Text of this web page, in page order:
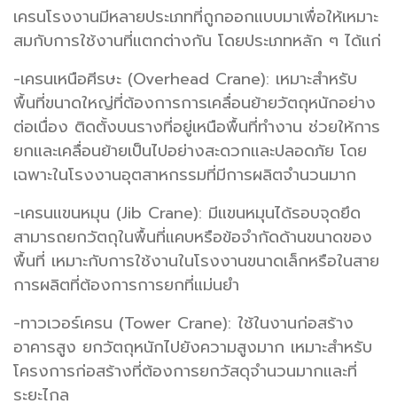
เครนโรงงานมีหลายประเภทที่ถูกออกแบบมาเพื่อให้เหมาะ
สมกับการใช้งานที่แตกต่างกัน โดยประเภทหลัก ๆ ได้แก่
-เครนเหนือศีรษะ (Overhead Crane): เหมาะสำหรับ
พื้นที่ขนาดใหญ่ที่ต้องการการเคลื่อนย้ายวัตถุหนักอย่าง
ต่อเนื่อง ติดตั้งบนรางที่อยู่เหนือพื้นที่ทำงาน ช่วยให้การ
ยกและเคลื่อนย้ายเป็นไปอย่างสะดวกและปลอดภัย โดย
เฉพาะในโรงงานอุตสาหกรรมที่มีการผลิตจำนวนมาก
-เครนแขนหมุน (Jib Crane): มีแขนหมุนได้รอบจุดยึด
สามารถยกวัตถุในพื้นที่แคบหรือข้อจำกัดด้านขนาดของ
พื้นที่ เหมาะกับการใช้งานในโรงงานขนาดเล็กหรือในสาย
การผลิตที่ต้องการการยกที่แม่นยำ
-ทาวเวอร์เครน (Tower Crane): ใช้ในงานก่อสร้าง
อาคารสูง ยกวัตถุหนักไปยังความสูงมาก เหมาะสำหรับ
โครงการก่อสร้างที่ต้องการยกวัสดุจำนวนมากและที่
ระยะไกล